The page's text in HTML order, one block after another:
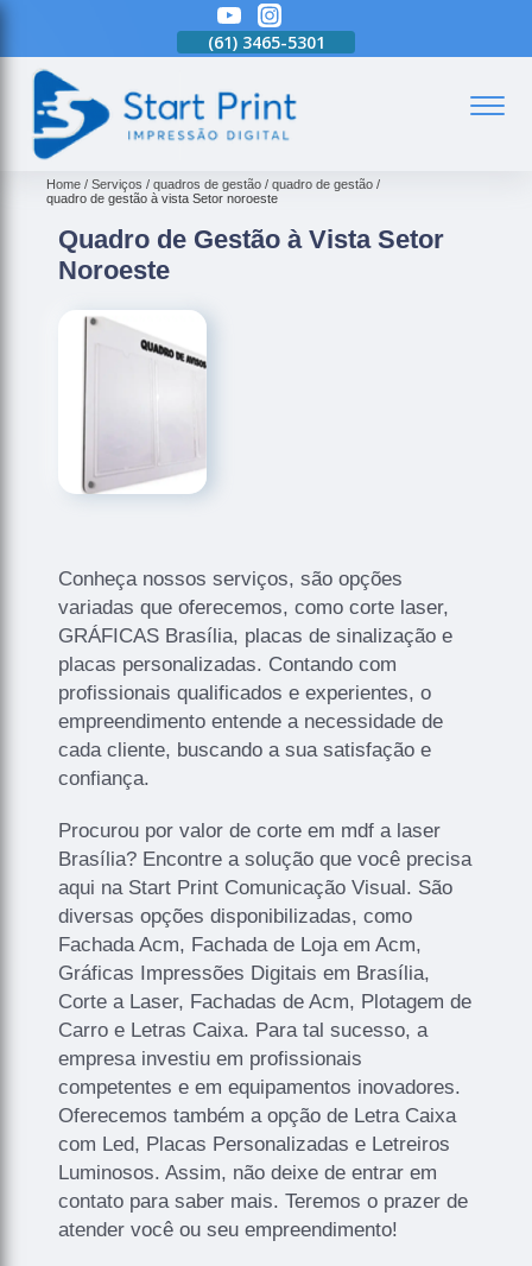
(61) 3465-5301
Home Serviços quadros de gestão
quadro de gestão
quadro de gestão à vista Setor noroeste
Quadro de Gestão à Vista Setor
Noroeste
Conheça nossos serviços, são opções
variadas que oferecemos, como corte laser,
GRÁFICAS Brasília, placas de sinalização e
placas personalizadas. Contando com
profissionais qualificados e experientes, o
empreendimento entende a necessidade de
cada cliente, buscando a sua satisfação e
confiança.
Procurou por valor de corte em mdf a laser
Brasília? Encontre a solução que você precisa
aqui na Start Print Comunicação Visual. São
diversas opções disponibilizadas, como
Fachada Acm, Fachada de Loja em Acm,
Gráficas Impressões Digitais em Brasília,
Corte a Laser, Fachadas de Acm, Plotagem de
Carro e Letras Caixa. Para tal sucesso, a
empresa investiu em profissionais
competentes e em equipamentos inovadores.
Oferecemos também a opção de Letra Caixa
com Led, Placas Personalizadas e Letreiros
Luminosos. Assim, não deixe de entrar em
contato para saber mais. Teremos o prazer de
atender você ou seu empreendimento!